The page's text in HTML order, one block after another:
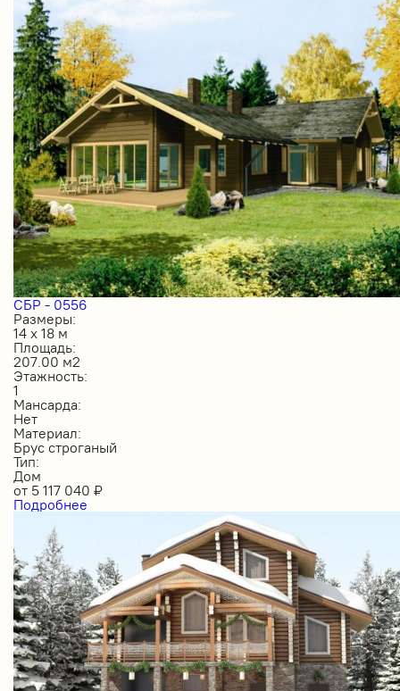
СБР - 0556
Размеры:
14 х 18 м
Площадь:
207.00 м2
Этажность:
1
Мансарда:
Нет
Материал:
Брус строганый
Тип:
Дом
от 5 117 040 ₽
Подробнее